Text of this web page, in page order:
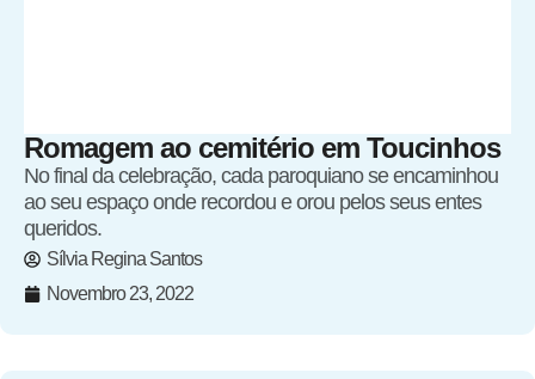
Romagem ao cemitério em Toucinhos
No final da celebração, cada paroquiano se encaminhou
ao seu espaço onde recordou e orou pelos seus entes
queridos.
Sílvia Regina Santos
Novembro 23, 2022